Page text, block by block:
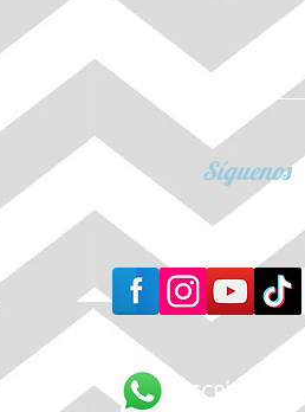
Síguenos
ESCRÍBENOS